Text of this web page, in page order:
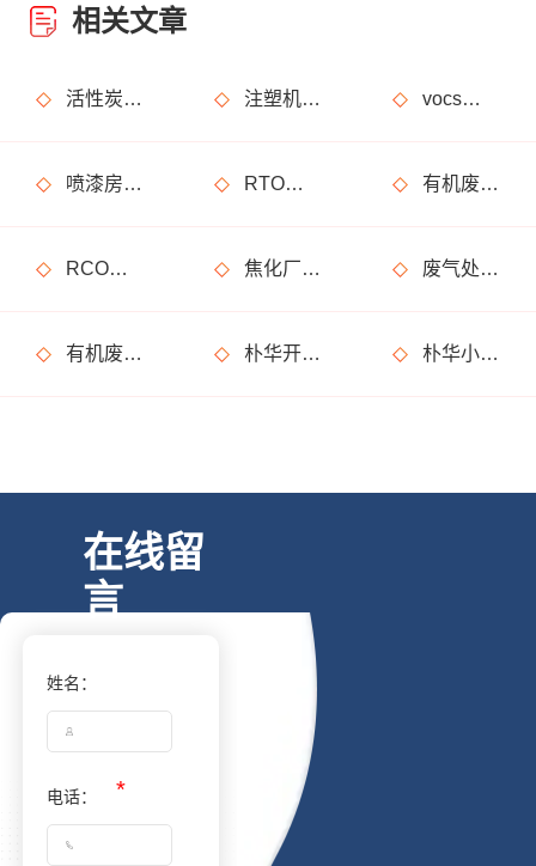
相关文章
活性炭吸附+催化燃烧运行的安全问题及相应措施 注塑机产生的有机废气特点，注塑机有机废气处理工艺 vocs催化燃烧设备适用于哪些行业的废气处理？
喷漆房废气处理设备选购准则 RTO装置使用注意事项及维护注意事项 有机废气处理工作：RCO活性炭催化燃烧设备是常用设备
RCO活性炭催化燃烧设备处理废气步骤 焦化厂废气处理方案_焦化厂废气处理设备 废气处理设备安全方面必须重视！化工厂案例
有机废气处理设备在运行过程中有什么需要特别注意的事情？ 朴华开门红，大半年的跟踪回访终于有了回报，245万大单合同签成 朴华小课堂：产品知识考试开课了，你准备好了吗？
在线留
言
姓名：
电话：